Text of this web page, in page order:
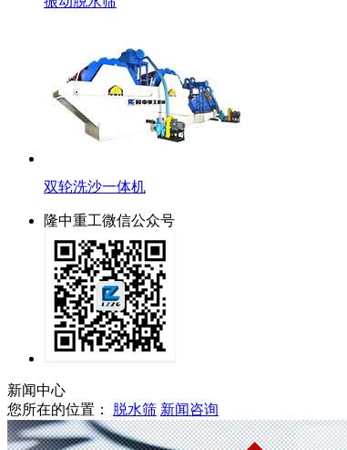
双轮洗沙一体机
隆中重工微信公众号
新闻中心
您所在的位置：
脱水筛 新闻咨询